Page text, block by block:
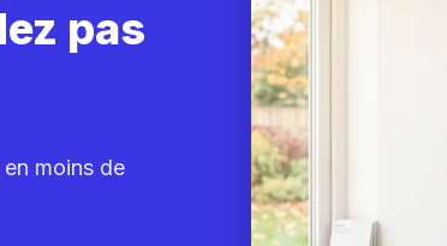
pas
moins de